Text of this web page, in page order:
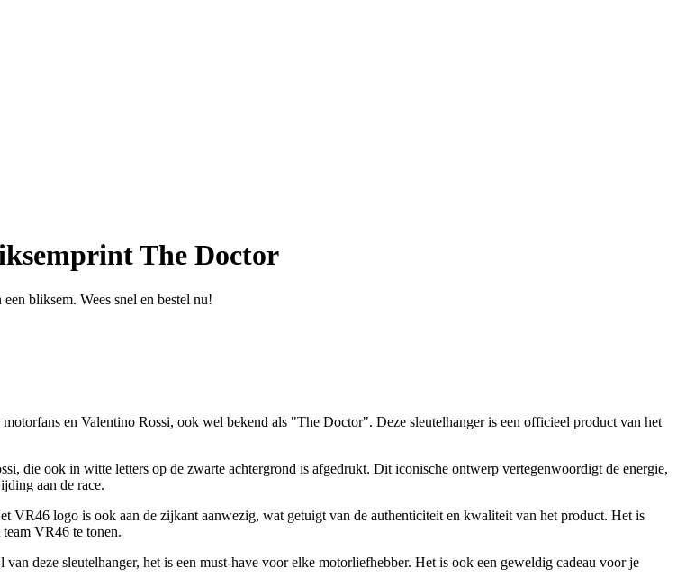
The Doctor
bliksem. Wees snel en bestel nu!
en Valentino Rossi, ook wel bekend als "The Doctor". Deze sleutelhanger is een officieel product van het
die ook in witte letters op de zwarte achtergrond is afgedrukt. Dit iconische ontwerp vertegenwoordigt de energie,
aan de race.
VR46 logo is ook aan de zijkant aanwezig, wat getuigt van de authenticiteit en kwaliteit van het product. Het is
VR46 te tonen.
deze sleutelhanger, het is een must-have voor elke motorliefhebber. Het is ook een geweldig cadeau voor je